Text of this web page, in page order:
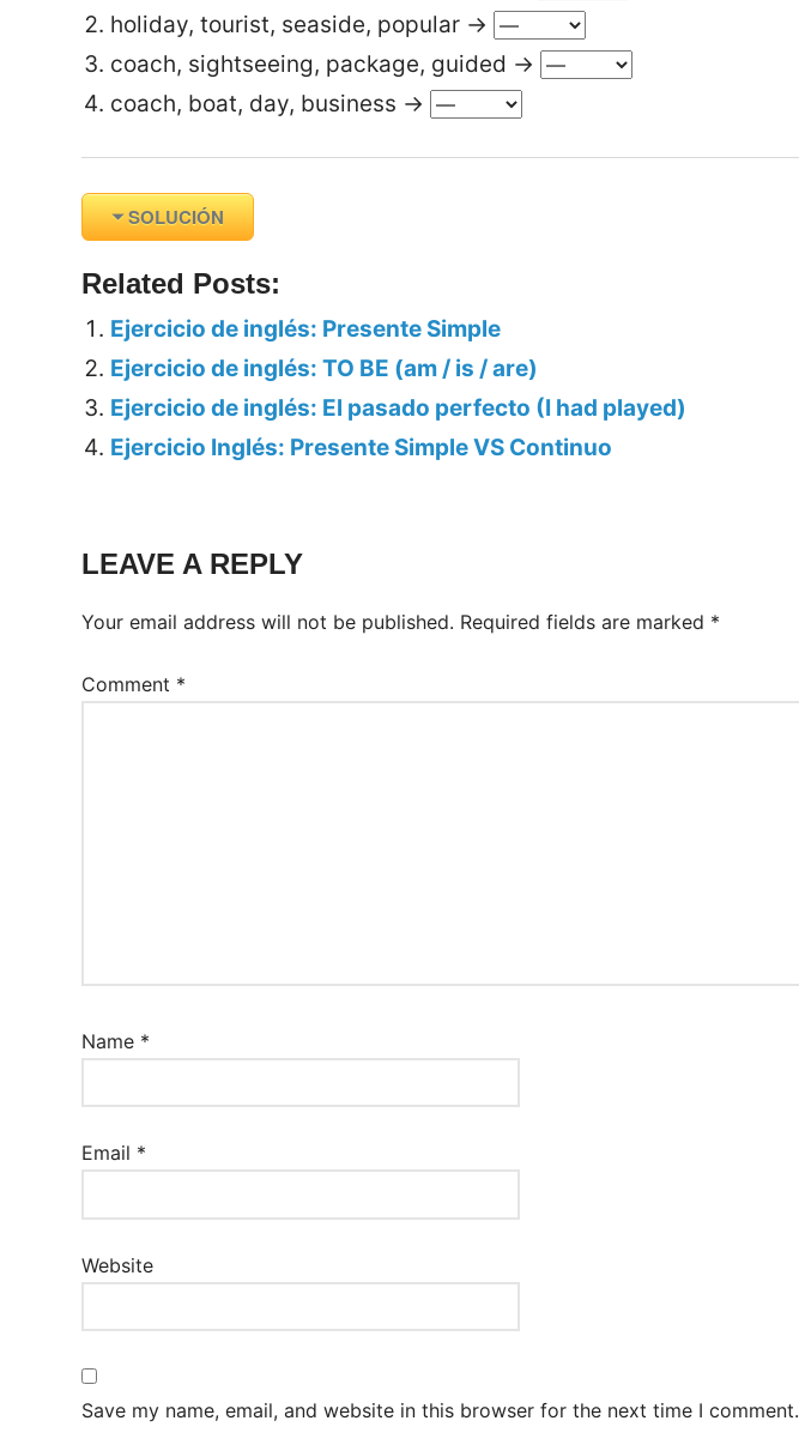
holiday, tourist, seaside, popular →
coach, sightseeing, package, guided →
coach, boat, day, business →
SOLUCIÓN
Related Posts:
Ejercicio de inglés: Presente Simple
Ejercicio de inglés: TO BE (am / is / are)
Ejercicio de inglés: El pasado perfecto (I had played)
Ejercicio Inglés: Presente Simple VS Continuo
Ejercicios
LEAVE A REPLY
Your email address will not be published. Required fields are marked *
Comment *
Name *
Email *
Website
Save my name, email, and website in this browser for the next time I comment.